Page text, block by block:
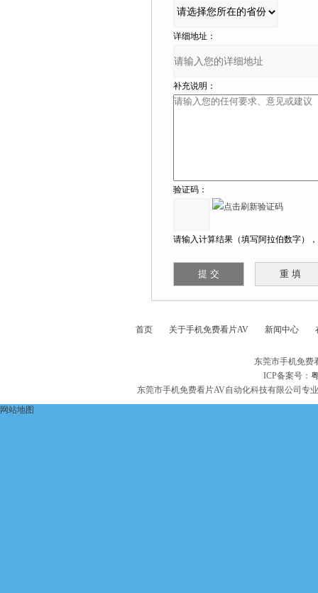
详细地址：
补充说明：
验证码：
请输入计算结果（填写阿拉伯数字）
首页 关于手机免费看片AV 新闻中心
东莞市手机免费
ICP备案号：
东莞市手机免费看片AV自动化科技有限公司专
网站地图